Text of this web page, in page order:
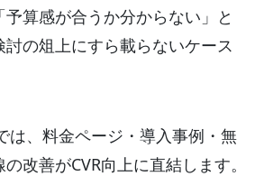
算感が合うか分からない」と
の俎上にすら載らないケース
は、料金ページ・導入事例・無
改善がCVR向上に直結します。